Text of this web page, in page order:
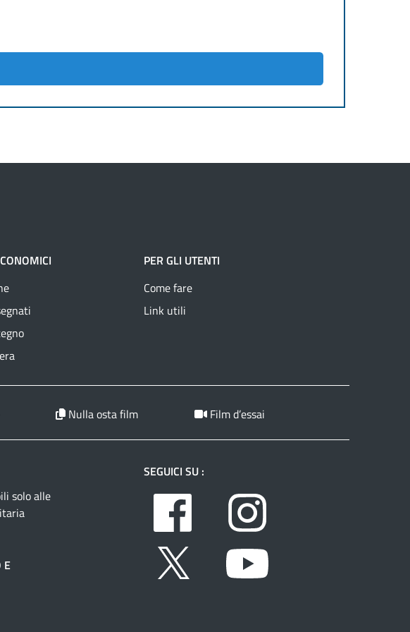
PER GLI UTENTI
Come fare
Link utili
Nulla osta film Film d’essai
solo alle
E
SEGUICI SU :
Facebook
Twitter